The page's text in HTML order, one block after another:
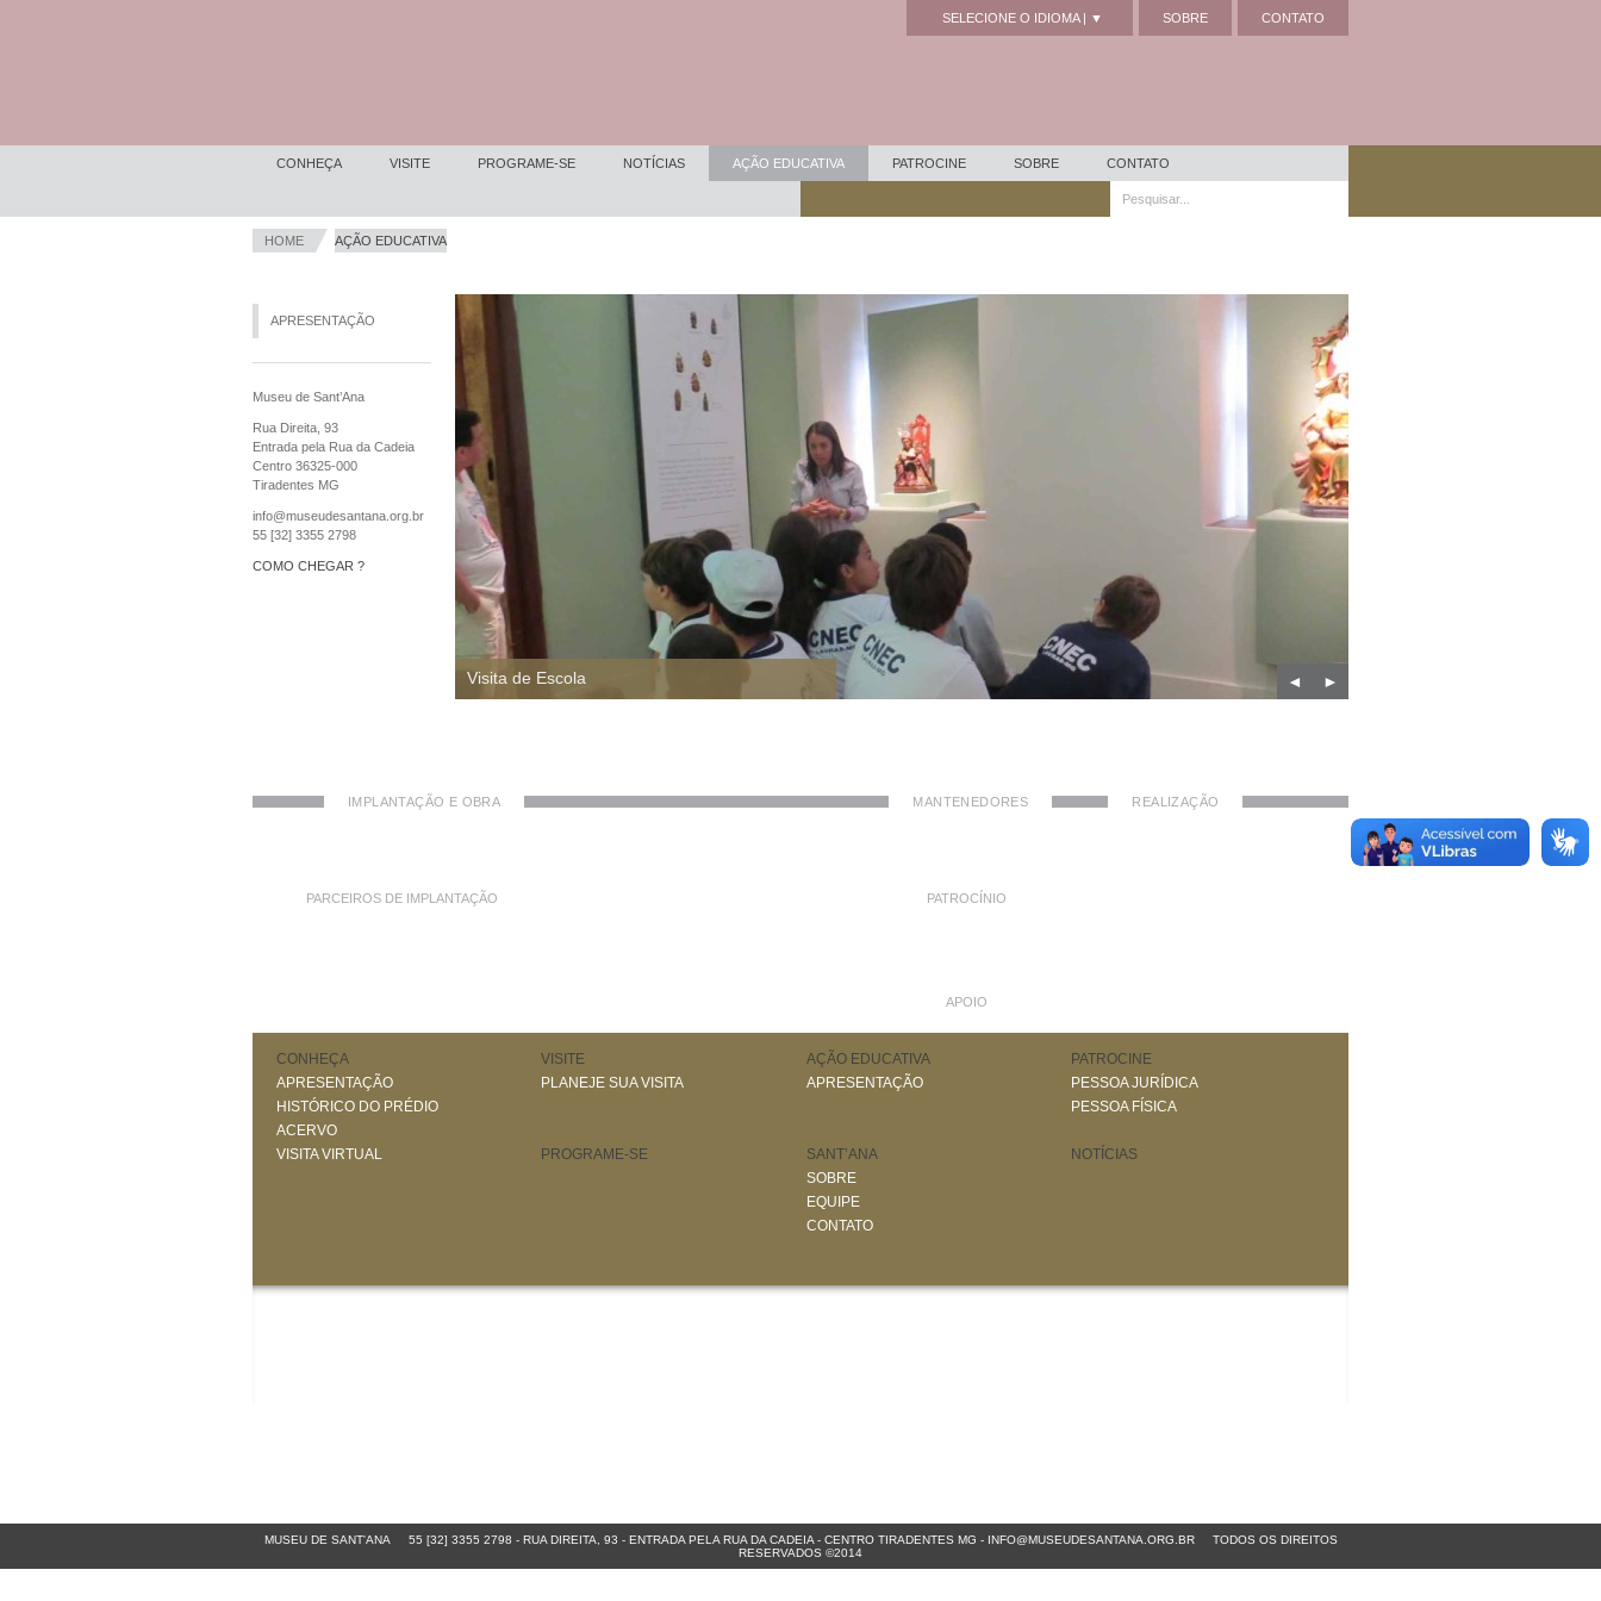
SOBRE CONTATO
SELECIONE O IDIOMA | ▼
CONHEÇA VISITE PROGRAME-SE NOTÍCIAS AÇÃO EDUCATIVA PATROCINE SOBRE CONTATO
HOME AÇÃO EDUCATIVA
APRESENTAÇÃO
Museu de Sant’Ana
Rua Direita, 93
Entrada pela Rua da Cadeia
Centro 36325-000
Tiradentes MG
info@museudesantana.org.br
55 [32] 3355 2798
COMO CHEGAR ?
►
◄
Visita de Escola
IMPLANTAÇÃO E OBRA
PARCEIROS DE IMPLANTAÇÃO
MANTENEDORES
PATROCÍNIO
APOIO
REALIZAÇÃO
CONHEÇA
APRESENTAÇÃO
HISTÓRICO DO PRÉDIO
ACERVO
VISITA VIRTUAL
VISITE
PLANEJE SUA VISITA
AÇÃO EDUCATIVA
APRESENTAÇÃO
PATROCINE
PESSOA JURÍDICA
PESSOA FÍSICA
PROGRAME-SE
SANT’ANA
SOBRE
EQUIPE
CONTATO
NOTÍCIAS
MUSEU DE SANT'ANA 55 [32] 3355 2798 -RUA DIREITA, 93 - ENTRADA PELA RUA DA CADEIA - CENTRO TIRADENTES MG - INFO@MUSEUDESANTANA.ORG.BR
TODOS OS DIREITOS
RESERVADOS ©2014